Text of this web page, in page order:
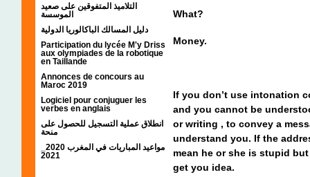
التلاميذ المتفوقين على صعيد
الموسسة
دليل المسالك الباكالوريا الدولية
Participation du lycée M'y Driss
aux olympiades de la robotique
en Taillande
Annonces de concours au
Maroc 2019
Logiciel pour conjuguer les
verbes en anglais
انطلاق عملية التسجيل للحصول على
منحة
2021
What?
Money.
If you don’t use intonation
and you cannot be
or writing , to convey a
understand you. If the
mean he or she is stupid
get you idea.